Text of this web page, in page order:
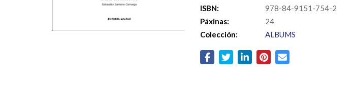
ISBN:
978-84-9151-754-2
Páxinas:
24
Colección:
ALBUMS